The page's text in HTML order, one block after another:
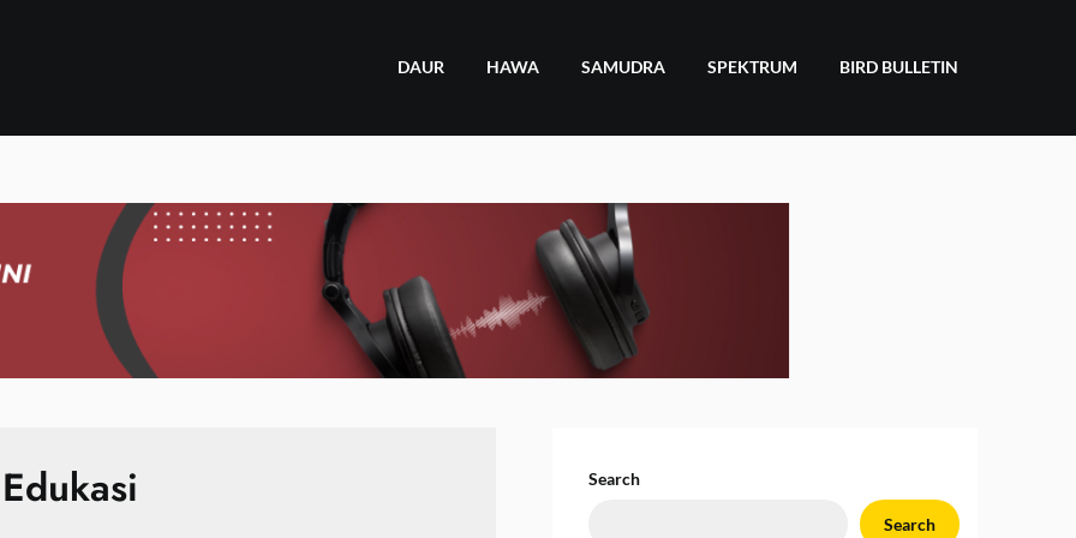
DAUR HAWA SAMUDRA SPEKTRUM BIRD BULLETIN
Edukasi Search
Search